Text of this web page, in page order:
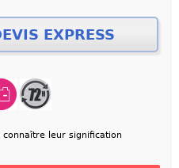
leur signification